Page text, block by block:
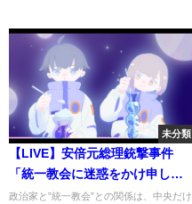
未分類
【LIVE】安倍元総理銃撃事件
「統一教会に迷惑をかけ申し訳
ない」山上徹也容疑者の母が語
政治家と”統一教会”との関係は、中央だけ